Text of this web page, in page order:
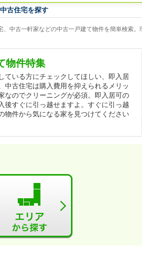
古住宅を探す
中古一軒家などの中古一戸建て物件を簡単検索
物件特集
ている方にチェックしてほしい、即入居
中古住宅は購入費用を抑えられるメリッ
なのでクリーニングが必須。即入居可の
後すぐに引っ越せますよ。すぐに引っ越
物件から気になる家を見つけてください